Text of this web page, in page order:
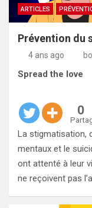
ARTICLES
Prévention du
4 ans ago
Spread the love
0
La stigmatisation,
mentaux et le
ont attenté à leur
ne reçoivent pas